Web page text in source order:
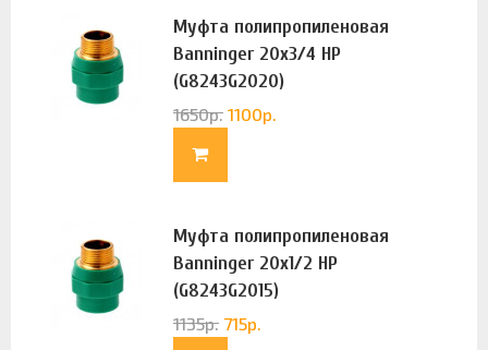
Муфта полипропиленовая
Banninger 20х3/4 НР
(G8243G2020)
1650р. 1100р.
Муфта полипропиленовая
Banninger 20х1/2 НР
(G8243G2015)
1135р. 715р.